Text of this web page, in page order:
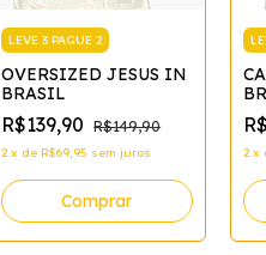
LEVE 3 PAGUE 2
OVERSIZED JESUS IN
BRASIL
R$139,90 R$149,90
2 x deR$69,95 sem juros
Comprar
2 x